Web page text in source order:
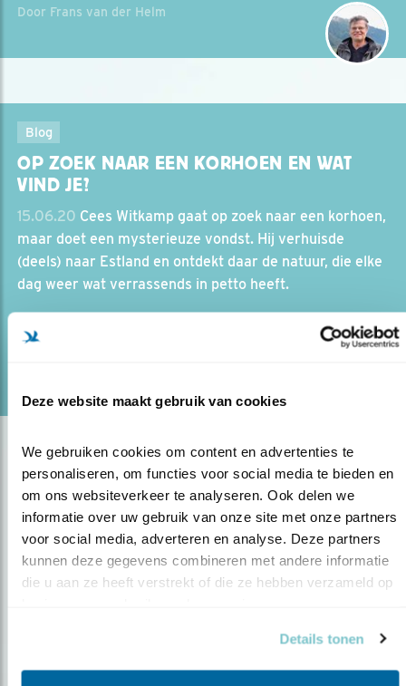
Deze website maakt gebruik van cookies
We gebruiken cookies om content en advertenties te
personaliseren, om functies voor social media te bieden en
om ons websiteverkeer te analyseren. Ook delen we
informatie over uw gebruik van onze site met onze partners
voor social media, adverteren en analyse. Deze partners
kunnen deze gegevens combineren met andere informatie
die u aan ze heeft verstrekt of die ze hebben verzameld op
Details tonen
Door Frans van der Helm
Blog
OP ZOEK NAAR EEN KORHOEN EN WAT
VIND JE?
15.06.20 Cees Witkamp gaat op zoek naar een korhoen,
maar doet een mysterieuze vondst. Hij verhuisde
(deels) naar Estland en ontdekt daar de natuur, die elke
dag weer wat verrassends in petto heeft.
Op de hoogte blijven?
over vogels en activiteiten van Vogelbescherming.